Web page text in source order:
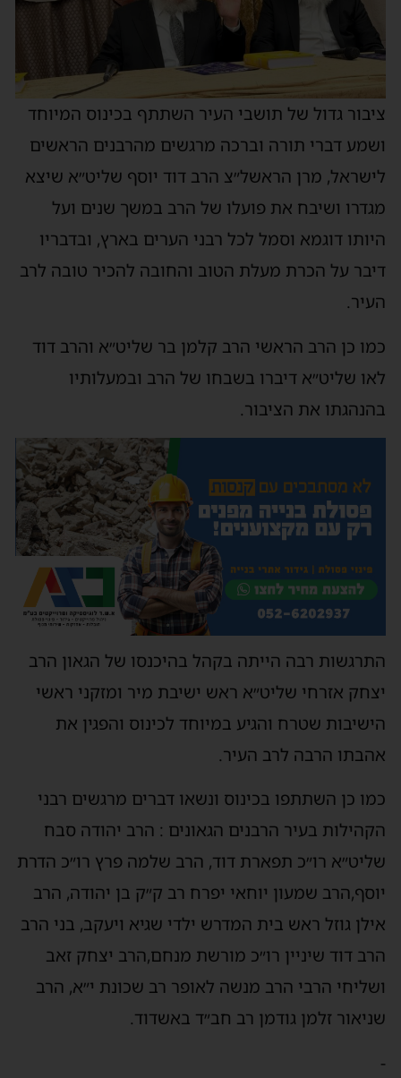
ציבור גדול של תושבי העיר השתתף בכינוס המיוחד
ושמע דברי תורה וברכה מרגשים מהרבנים הראשים
לישראל, מרן הראשל״צ הרב דוד יוסף שליט״א שיצא
מגדרו ושיבח את פועלו של הרב במשך שנים ועל
היותו דוגמא וסמל לכל רבני הערים בארץ, ובדבריו
דיבר על הכרת מעלת הטוב והחובה להכיר טובה לרב
העיר.
כמו כן הרב הראשי הרב קלמן בר שליט״א והרב דוד
לאו שליט״א דיברו בשבחו של הרב ובמעלותיו
בהנהגתו את הציבור.
התרגשות רבה הייתה בקהל בהיכנסו של הגאון הרב
יצחק אזרחי שליט״א ראש ישיבת מיר ומזקני ראשי
הישיבות שטרח והגיע במיוחד לכינוס והפגין את
אהבתו הרבה לרב העיר.
כמו כן השתתפו בכינוס ונשאו דברים מרגשים רבני
הקהילות בעיר הרבנים הגאונים : הרב יהודה סבח
שליט״א רו״כ תפארת דוד, הרב שלמה פרץ רו״כ הדרת
יוסף,הרב שמעון יוחאי יפרח רב ק״ק בן יהודה, הרב
אילן גוזל ראש בית המדרש ילדי שגיא ויעקב, בני הרב
הרב דוד שיניין רו״כ מורשת מנחם,הרב יצחק זאב
ושליחי הרבי הרב מנשה לאופר רב שכונת י״א, הרב
שניאור זלמן גודמן רב חב״ד באשדוד.
-